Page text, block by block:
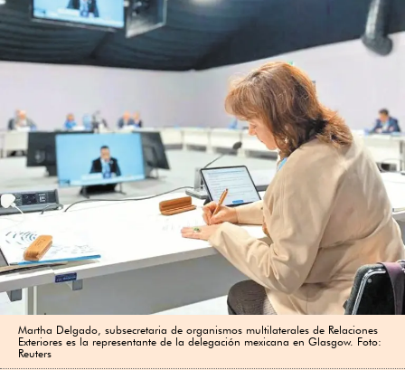
Martha Delgado, subsecretaria de organismos multilaterales de Relaciones
Exteriores es la representante de la delegación mexicana en Glasgow. Foto:
Reuters